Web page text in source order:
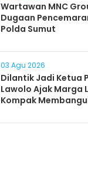
Wartawan MNC
Dugaan
Polda Sumut
03 Agu 2026
Dilantik Jadi Ketua
Lawolo Ajak Marga
Kompak